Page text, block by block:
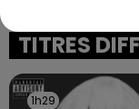
l'inspection du
les conditions
TITRES
1h29
1h29